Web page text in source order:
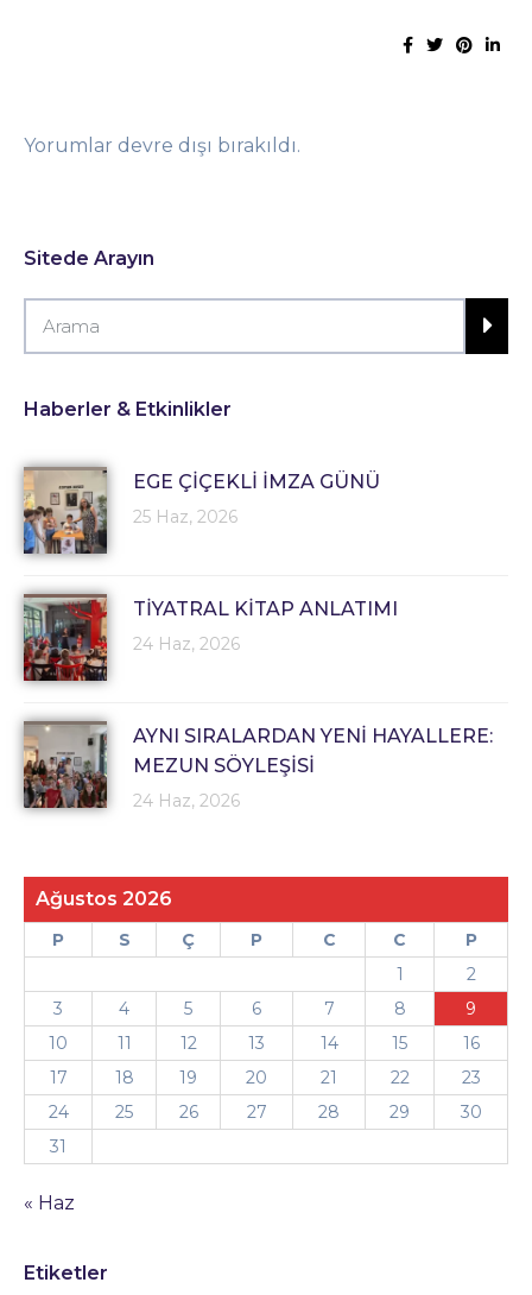
Yorumlar devre dışı bırakıldı.
Sitede Arayın
Haberler & Etkinlikler
EGE ÇİÇEKLİ İMZA GÜNÜ
25 Haz, 2026
TİYATRAL KİTAP ANLATIMI
24 Haz, 2026
AYNI SIRALARDAN YENİ HAYALLERE:
MEZUN SÖYLEŞİSİ
24 Haz, 2026
Ağustos 2026
P S Ç P C C
P
1
2
3
4 5 6 7 8
9
10
11 12 13 14 15
16
17
18 19 20 21 22
23
24
25 26 27 28 29
30
31
« Haz
Etiketler